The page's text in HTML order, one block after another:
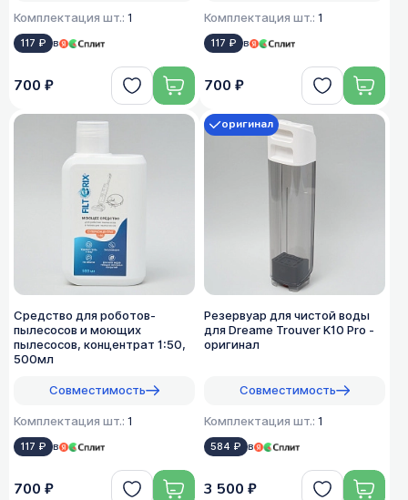
Комплектация шт.: 1
117 ₽ в
700 ₽
Комплектация шт.: 1
117 ₽ в
700 ₽
Средство для роботов-
пылесосов и моющих
пылесосов, концентрат 1:50,
500мл
Совместимость
Комплектация шт.: 1
117 ₽ в
700 ₽
Резервуар для чистой воды
для Dreame Trouver K10 Pro -
оригинал
Совместимость
Комплектация шт.: 1
584 ₽ в
оригинал
3 500 ₽